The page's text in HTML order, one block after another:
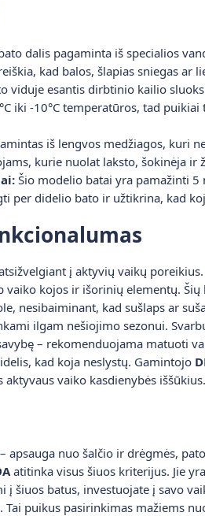
dalis pagaminta iš specialios
kad balos, šlapias sniegas ar
viduje esantis dirbtinio kailio
iki -10°C temperatūros, tad
iš lengvos medžiagos, kuri
kurie nuolat laksto, šokinėja ir
Šio modelio batai yra pamažinti
per didelio bato ir užtikrina, kad
į aktyvių vaikų
kojos ir išorinių elementų.
nesibaiminant, kad sušlaps ar
ilgam nešiojimo sezonui.
– rekomenduojama matuoti
kad koja neslystų. Gamintojo
vaiko kasdienybės iššūkius.
apsauga nuo šalčio ir drėgmės,
atitinka visus šiuos kriterijus. Jie
į šiuos batus, investuojate į savo
puikus pasirinkimas mažiems